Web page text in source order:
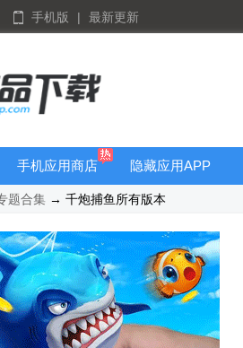
手机版 | 最新更新
手机应用商店 隐藏应用APP
题合集 → 千炮捕鱼所有版本